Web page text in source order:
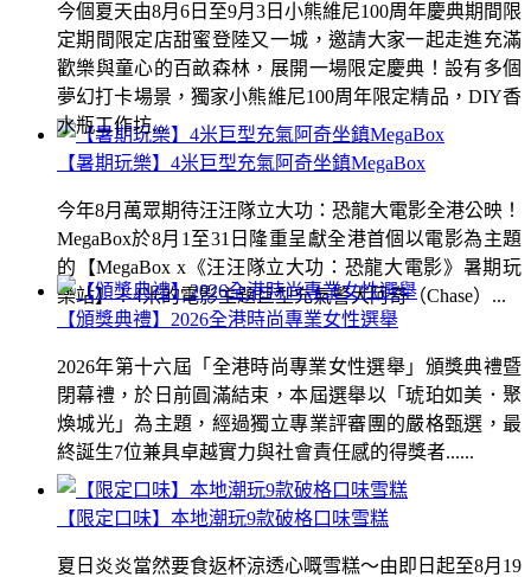
【暑期玩樂】4米巨型充氣阿奇坐鎮MegaBox
今年8月萬眾期待汪汪隊立大功：恐龍大電影全港公映！
MegaBox於8月1至31日隆重呈獻全港首個以電影為主題
的【MegaBox x《汪汪隊立大功：恐龍大電影》暑期玩
樂站】！4米的電影主題巨型充氣警犬阿奇（Chase）...
【限定口味】本地潮玩9款破格口味雪糕
夏日炎炎當然要食返杯涼透心嘅雪糕～由即日起至8月19
今個夏天由8月6日至9月3日小熊維尼100周年慶典期間限
定期間限定店甜蜜登陸又一城，邀請大家一起走進充滿
歡樂與童心的百畝森林，展開一場限定慶典！設有多個
夢幻打卡場景，獨家小熊維尼100周年限定精品，DIY香
水瓶工作坊...
【頒獎典禮】2026全港時尚專業女性選舉
2026年第十六屆「全港時尚專業女性選舉」頒獎典禮暨
閉幕禮，於日前圓滿結束，本屆選舉以「琥珀如美．聚
煥城光」為主題，經過獨立專業評審團的嚴格甄選，最
終誕生7位兼具卓越實力與社會責任感的得獎者......